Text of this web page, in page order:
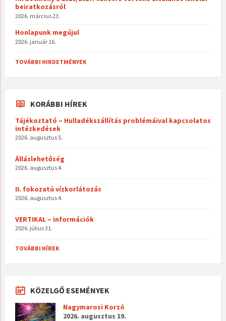
beiratkozásról
2026. március 23.
Honlapunk megújul
2026. január 16.
TOVÁBBI HIRDETMÉNYEK
KORÁBBI HÍREK
Tájékoztató – Hulladékszállítás problémáival kapcsolatos
intézkedések
2026. augusztus 5.
Álláslehetőség
2026. augusztus 4.
II. fokozatú vízkorlátozás
2026. augusztus 4.
VERTIKAL – információk
2026. július 31.
TOVÁBBI HÍREK
KÖZELGŐ ESEMÉNYEK
Nagymarosi Korzó
2026. augusztus 19.